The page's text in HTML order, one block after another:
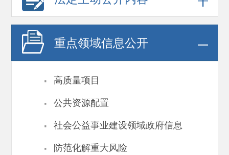
重点领域信息公开
· 高质量项目
· 公共资源配置
· 社会公益事业建设领域政府信息
· 防范化解重大风险